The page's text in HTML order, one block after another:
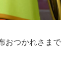
おつかれさまで